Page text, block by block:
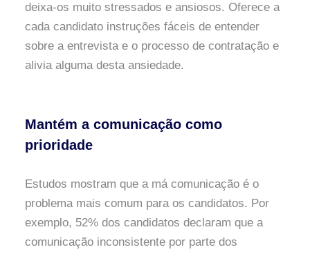
deixa-os muito stressados e ansiosos. Oferece a
cada candidato instruções fáceis de entender
sobre a entrevista e o processo de contratação e
alivia alguma desta ansiedade.
Mantém a comunicação como
prioridade
Estudos mostram que a má comunicação é o
problema mais comum para os candidatos. Por
exemplo, 52% dos candidatos declaram que a
comunicação inconsistente por parte dos